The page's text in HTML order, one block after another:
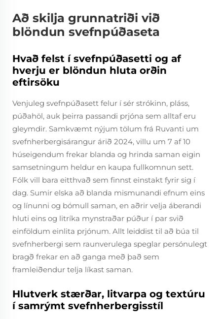
Að skilja grunnatriði við
blöndun svefnpúðaseta
Hvað felst í svefnpúðasetti og af
hverju er blöndun hluta orðin
eftirsöku
Venjuleg svefnpúðasett felur í sér strókinn, pláss,
púðahöl, auk þeirra passandi prjóna sem alltaf eru
gleymdir. Samkvæmt nýjum tölum frá Ruvanti um
svefnherbergisárangur árið 2024, villu um 7 af 10
húseigendum frekar blanda og hrinda saman eigin
samsetningum heldur en kaupa fullkomnun sett.
Fólk vill bara eitthvað sem finnst einstakt fyrir sig í
dag. Sumir elska að blanda mismunandi efnum eins
og línunni og bómull saman, en aðrir velja áberandi
hluti eins og litríka mynstraðar púður í par svið
einföldum einlita prjónum. Allt leiddist til að búa til
svefnherbergi sem raunverulega speglar persónulegt
bragð frekar en að ganga með það sem
framleiðendur telja líkast saman.
Hlutverk stærðar, litvarpa og textúru
í samrýmt svefnherbergisstíl